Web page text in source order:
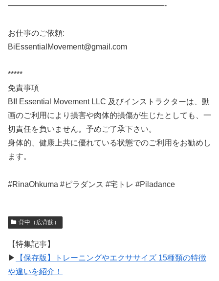
————————————————————-
お仕事のご依頼:
BiEssentialMovement@gmail.com
*****
免責事項
BI! Essential Movement LLC 及びインストラクターは、動
画のご利用により損害や肉体的損傷が生じたとしても、一
切責任を負いません。予めご了承下さい。
身体的、健康上共に優れている状態でのご利用をお勧めし
ます。
#RinaOhkuma #ピラダンス #宅トレ #Piladance
背中（広背筋）
【特集記事】
▶︎
【保存版】トレーニングやエクササイズ 15種類の特徴
や違いを紹介！